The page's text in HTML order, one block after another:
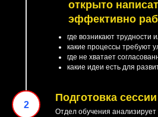
открыто
эффективно
где возникают трудности
какие процессы требуют
где не хватает
какие идеи есть для
Подготовка сессии
Отдел обучения